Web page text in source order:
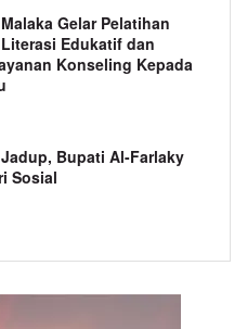
Gelar Pelatihan
Edukatif dan
Konseling Kepada
Bupati Al-Farlaky
Sosial